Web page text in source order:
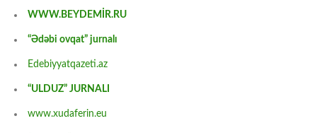
WWW.BEYDEMİR.RU
“Ədəbi ovqat” jurnalı
Edebiyyatqazeti.az
“ULDUZ” JURNALI
www.xudaferin.eu